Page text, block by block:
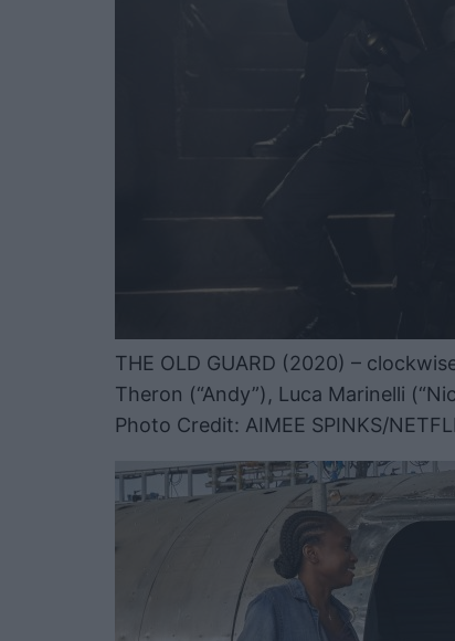
THE OLD GUARD (2020) –
Theron (“Andy”), Luca Marinelli
Photo Credit: AIMEE SPINKS/